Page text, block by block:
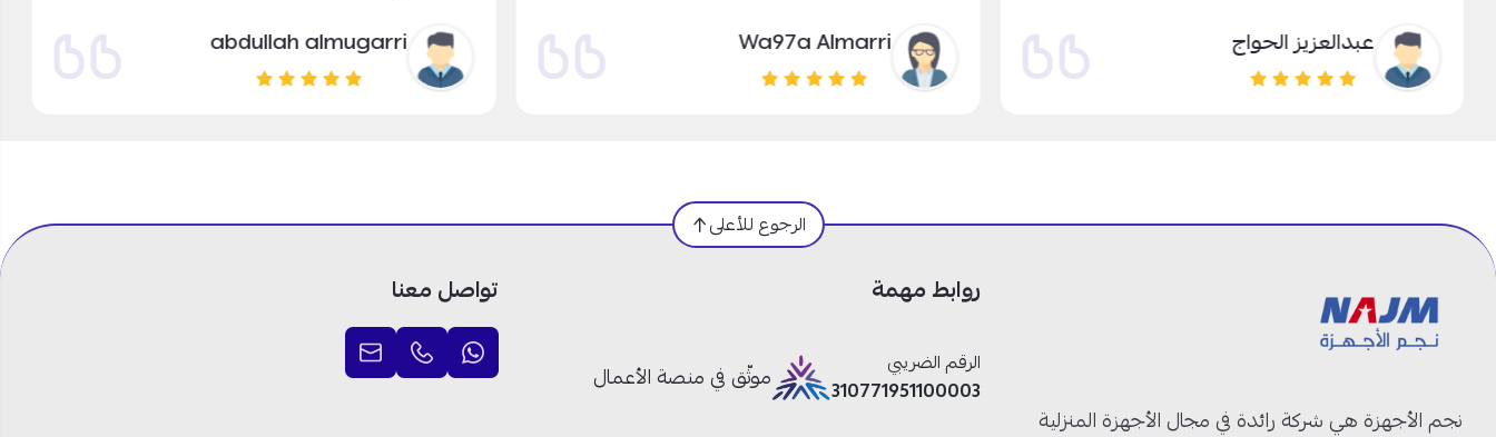
عبدالعزيز الحواج Wa97a Almarri
abdullah almugarri
الرجوع للأعلى
نجم الأجهزة هي شركة رائدة في مجال الأجهزة المنزلية
روابط مهمة
الرقم الضريبي
310771951100003
موثّق في منصة الأعمال
تواصل معنا